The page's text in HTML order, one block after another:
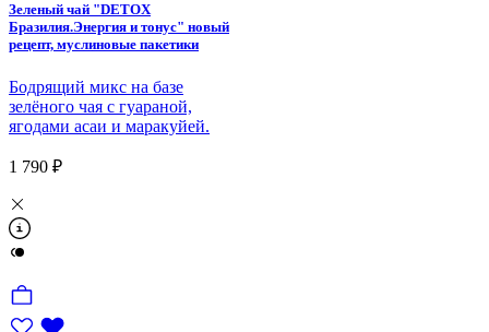
Зеленый чай "DETOX
Бразилия.Энергия и тонус" новый
рецепт, муслиновые пакетики
Бодрящий микс на базе
зелёного чая с гуараной,
ягодами асаи и маракуйей.
1 790 ₽